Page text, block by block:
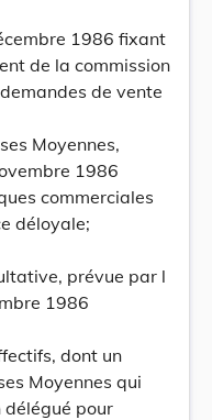
1986 fixant
de la commission
de vente
Moyennes,
1986
commerciales
déloyale;
prévue par l
1986
dont un
Moyennes qui
délégué pour